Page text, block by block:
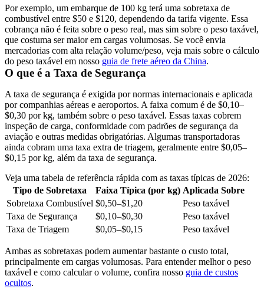
Por exemplo, um embarque de 100 kg terá uma sobretaxa de
combustível entre $50 e $120, dependendo da tarifa vigente. Essa
cobrança não é feita sobre o peso real, mas sim sobre o peso taxável,
que costuma ser maior em cargas volumosas. Se você envia
mercadorias com alta relação volume/peso, veja mais sobre o cálculo
do peso taxável em nosso guia de frete aéreo da China.
O que é a Taxa de Segurança
A taxa de segurança é exigida por normas internacionais e aplicada
por companhias aéreas e aeroportos. A faixa comum é de $0,10–
$0,30 por kg, também sobre o peso taxável. Essas taxas cobrem
inspeção de carga, conformidade com padrões de segurança da
aviação e outras medidas obrigatórias. Algumas transportadoras
ainda cobram uma taxa extra de triagem, geralmente entre $0,05–
$0,15 por kg, além da taxa de segurança.
Veja uma tabela de referência rápida com as taxas típicas de 2026:
Tipo de Sobretaxa
Faixa Típica (por kg) Aplicada Sobre
Sobretaxa Combustível $0,50–$1,20
Peso taxável
Taxa de Segurança
$0,10–$0,30
Peso taxável
Taxa de Triagem
$0,05–$0,15 Peso taxável
Ambas as sobretaxas podem aumentar bastante o custo total,
principalmente em cargas volumosas. Para entender melhor o peso
taxável e como calcular o volume, confira nosso guia de custos
ocultos.